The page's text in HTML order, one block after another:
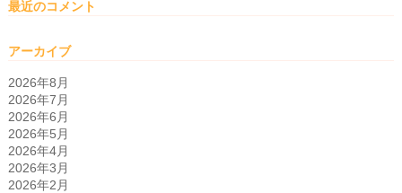
最近のコメント
アーカイブ
2026年8月
2026年7月
2026年6月
2026年5月
2026年4月
2026年3月
2026年2月